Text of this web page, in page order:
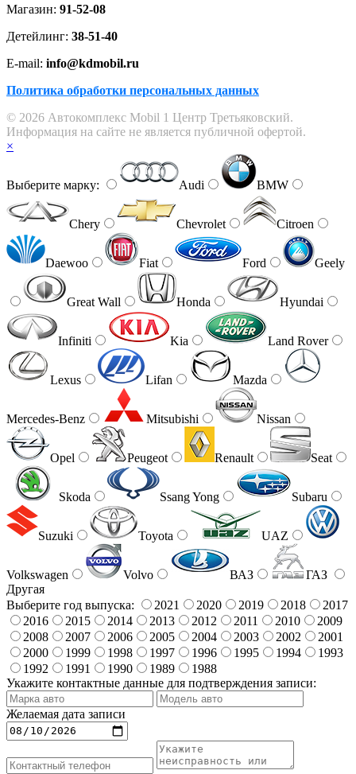
Магазин: 91-52-08
Детейлинг: 38-51-40
E-mail: info@kdmobil.ru
Политика обработки персональных данных
© 2026 Автокомплекс Mobil 1 Центр Третьяковский.
Информация на сайте не является публичной офертой.
×
Выберите марку: Audi BMW
Chery Chevrolet Citroen
Daewoo Fiat Ford Geely
Great Wall Honda Hyundai
Infiniti Kia Land Rover
Lexus Lifan Mazda
Mercedes-Benz Mitsubishi Nissan
Opel Peugeot Renault Seat
Skoda Ssang Yong Subaru
Suzuki Toyota UAZ
Volkswagen Volvo ВАЗ
ГАЗ
Другая
Выберите год выпуска:
2021 2020 2019 2018
2017
2016
2015 2014 2013 2012 2011 2010
2009
2008
2007 2006 2005 2004 2003 2002
2001
2000
1999 1998 1997 1996 1995 1994
1993
1992
1991 1990 1989
1988
Укажите контактные данные для подтверждения записи:
Желаемая дата записи